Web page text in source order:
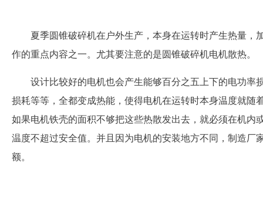
夏季圆锥破碎机在户外生产，本身在运转时产生热量，
作的重点内容之一。尤其要注意的是圆锥破碎机电机散热。
设计比较好的电机也会产生能够百分之五上下的电功率
损耗等等，全都变成热能，使得电机在运转时本身温度就随
如果电机铁壳的面积不够把这些热散发出去，就必须在机内
温度不超过安全值。并且因为电机的安装地方不同，制造厂
额。